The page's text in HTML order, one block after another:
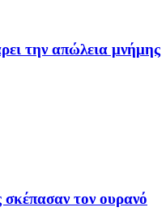
την απώλεια μνήμης
τον ουρανό